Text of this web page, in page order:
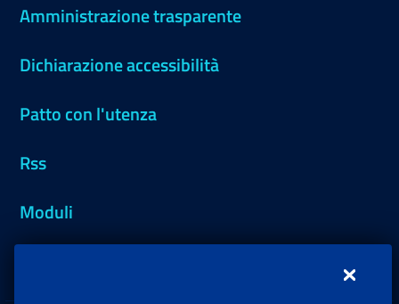
Amministrazione trasparente
Dichiarazione accessibilità
Patto con l'utenza
Rss
Moduli